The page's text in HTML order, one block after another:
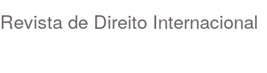
Revista de Direito Internacional